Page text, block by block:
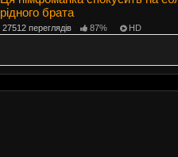
рідного брата
27512 переглядів 87% HD